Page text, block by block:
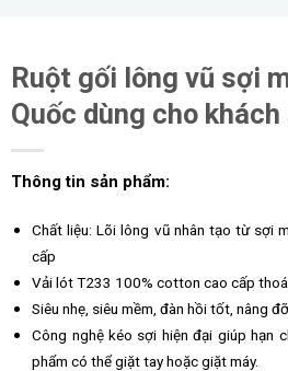
Ruột gối lông vũ sợi
Quốc dùng cho
Thông tin sản phẩm:
Chất liệu: Lõi lông vũ nhân tạo từ sợi
cấp
Vải lót T233 100% cotton cao cấp
Siêu nhẹ, siêu mềm, đàn hồi tốt, nâng
Công nghệ kéo sợi hiện đại giúp hạn
phẩm có thể giặt tay hoặc giặt máy.